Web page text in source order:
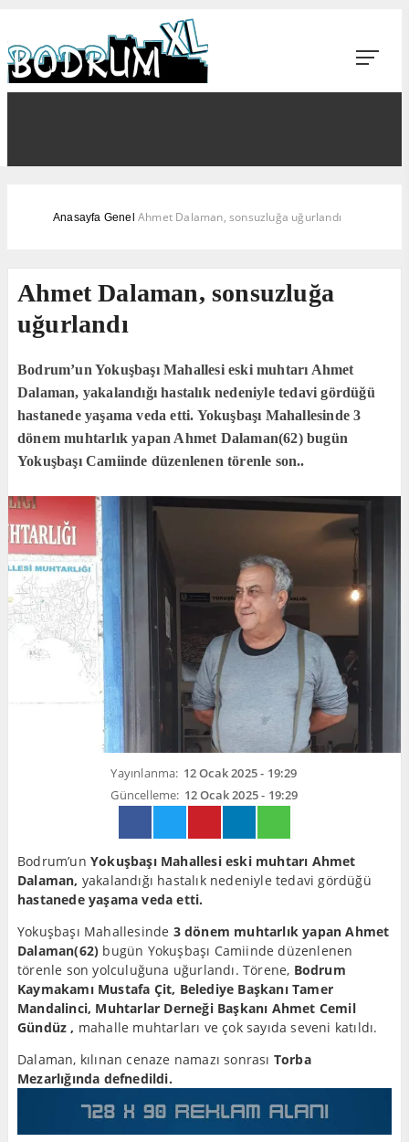
Anasayfa Genel Ahmet Dalaman, sonsuzluğa uğurlandı
Ahmet Dalaman, sonsuzluğa
uğurlandı
Bodrum’un Yokuşbaşı Mahallesi eski muhtarı Ahmet
Dalaman, yakalandığı hastalık nedeniyle tedavi gördüğü
hastanede yaşama veda etti. Yokuşbaşı Mahallesinde 3
dönem muhtarlık yapan Ahmet Dalaman(62) bugün
Yokuşbaşı Camiinde düzenlenen törenle son..
Yayınlanma: 12 Ocak 2025 - 19:29
Güncelleme: 12 Ocak 2025 - 19:29
Bodrum’un Yokuşbaşı Mahallesi eski muhtarı Ahmet
Dalaman, yakalandığı hastalık nedeniyle tedavi gördüğü
hastanede yaşama veda etti.
Yokuşbaşı Mahallesinde 3 dönem muhtarlık yapan Ahmet
Dalaman(62) bugün Yokuşbaşı Camiinde düzenlenen
törenle son yolculuğuna uğurlandı. Törene, Bodrum
Kaymakamı Mustafa Çit, Belediye Başkanı Tamer
Mandalinci, Muhtarlar Derneği Başkanı Ahmet Cemil
Gündüz , mahalle muhtarları ve çok sayıda seveni katıldı.
Dalaman, kılınan cenaze namazı sonrası Torba
Mezarlığında defnedildi.